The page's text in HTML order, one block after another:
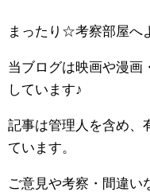
まったり☆考察部屋へ
当ブログは映画や漫画
しています♪
記事は管理人を含め、
ています。
ご意見や考察・間違い